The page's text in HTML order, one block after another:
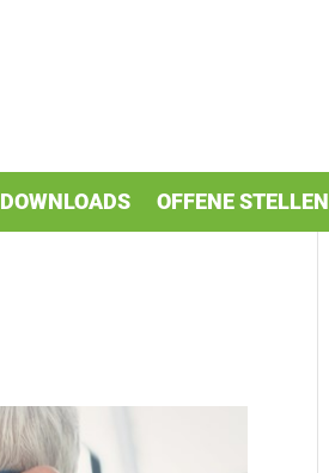
DOWNLOADS OFFENE STELLEN